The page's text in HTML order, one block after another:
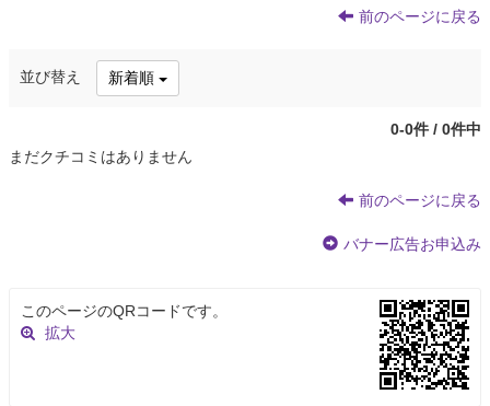
o
前のページに戻る
並び替え 新着順
0-0件 / 0件中
まだクチコミはありません
前のページに戻る
バナー広告お申込み
このページのQRコードです。
拡大